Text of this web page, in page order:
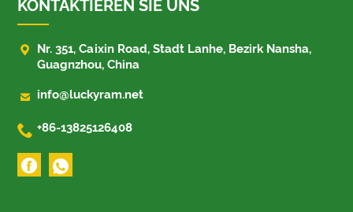
KONTAKTIEREN SIE UNS

Nr. 351, Caixin Road, Stadt Lanhe, Bezirk Nansha,
Guagnzhou, China
 info@luckyram.net
 +86-13825126408